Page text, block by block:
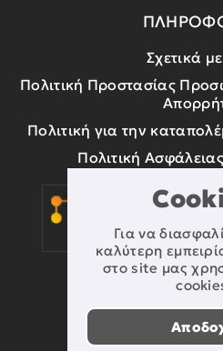
Για να
καλύτερη
στο site μας
Σχετικά
Πολιτική Προστασίας
Πολιτική για την
Πολιτική